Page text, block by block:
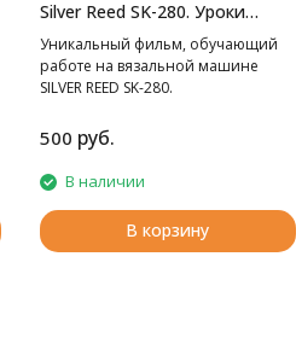
Silver Reed SK-280. Уроки
мастерства."
Уникальный фильм, обучающий
работе на вязальной машине
SILVER REED SK-280.
500 руб.
В наличии
В корзину